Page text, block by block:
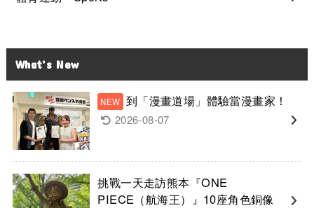
What’s New
到「漫畫道場」體驗當漫畫家！
2026-08-07
挑戰一天走訪熊本『ONE
PIECE（航海王）』10座角色銅像